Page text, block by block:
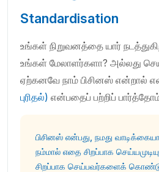
Standardisation
உங்கள் நிறுவனத்தை யார்
உங்கள் மேலாளர்களா? அல்லது
ஏற்கனவே நாம் பிசினஸ் என்றால்
புரிதல்) என்பதைப் பற்றிப்
பிசினஸ் என்பது, நமது
நம்மால் எதை சிறப்பாக
சிறப்பாக செய்பவர்களைக்